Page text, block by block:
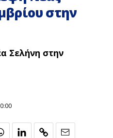
στην
Σελήνη στην